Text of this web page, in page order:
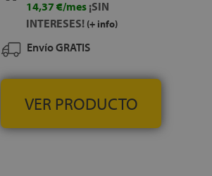
14,37 €/mes ¡SIN
INTERESES! (+ info)
Envío GRATIS
VER PRODUCTO